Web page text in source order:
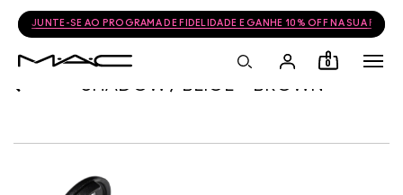
JUNTE-SE AO PROGRAMA DE FIDELIDADE E GANHE 10% OFF NA SUA
0
SHADOW / BEIGE + BROWN